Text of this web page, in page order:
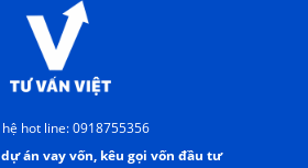
hệ hot line: 0918755356
án vay vốn, kêu gọi vốn đầu tư